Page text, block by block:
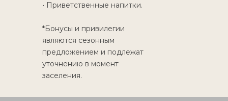
• Приветственные напитки.
*Бонусы и привилегии
являются сезонным
предложением и подлежат
уточнению в момент
заселения.